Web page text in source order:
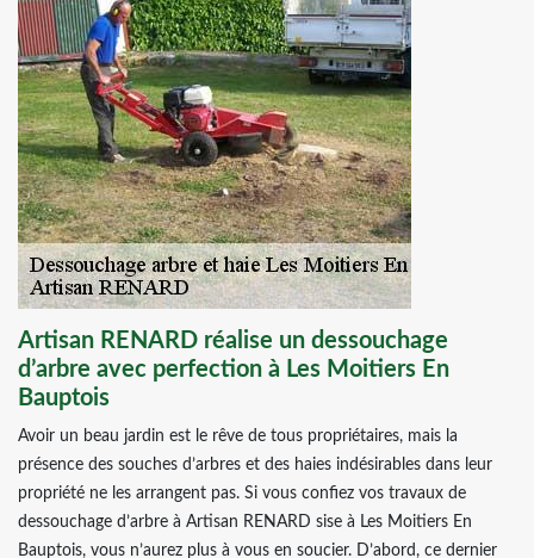
Artisan RENARD réalise un dessouchage
d’arbre avec perfection à Les Moitiers En
Bauptois
Avoir un beau jardin est le rêve de tous propriétaires, mais la
présence des souches d’arbres et des haies indésirables dans leur
propriété ne les arrangent pas. Si vous confiez vos travaux de
dessouchage d’arbre à Artisan RENARD sise à Les Moitiers En
Bauptois, vous n’aurez plus à vous en soucier. D’abord, ce dernier